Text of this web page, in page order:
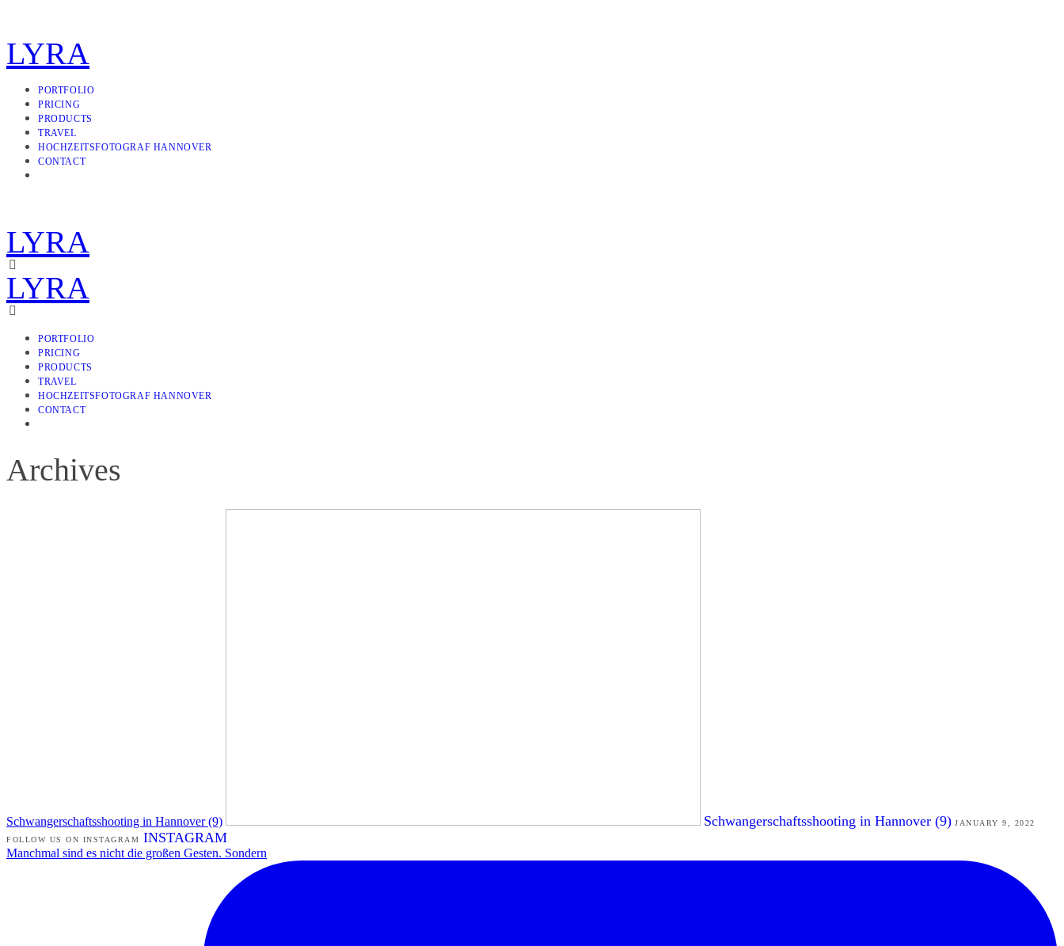
LYRA
PORTFOLIO
PRICING
PRODUCTS
TRAVEL
HOCHZEITSFOTOGRAF HANNOVER
CONTACT
LYRA
LYRA
PORTFOLIO
PRICING
PRODUCTS
TRAVEL
HOCHZEITSFOTOGRAF HANNOVER
CONTACT
Archives
Schwangerschaftsshooting in Hannover (9) Schwangerschaftsshooting in Hannover (9) JANUARY 9, 2022
FOLLOW US ON INSTAGRAM INSTAGRAM
Manchmal sind es nicht die großen Gesten. Sondern